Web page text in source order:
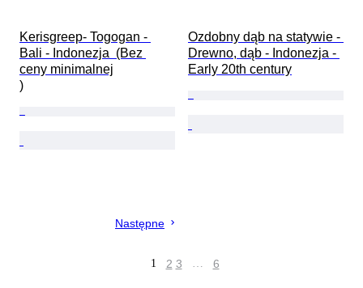
Kerisgreep- Togogan -
Bali - Indonezja  (Bez
ceny minimalnej
)
Ozdobny dąb na statywie -
Drewno, dąb - Indonezja -
Early 20th century
Następne
1 2 3 … 6